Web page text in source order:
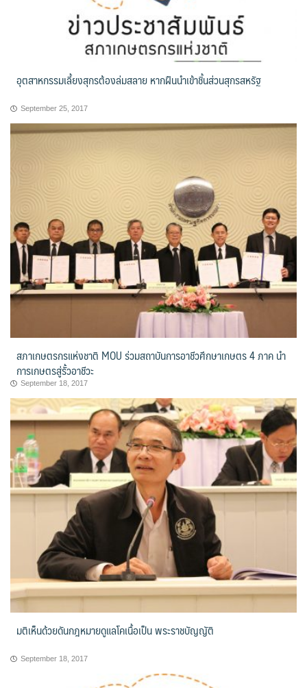
อุตสาหกรรมเลี้ยงสุกรต้องล่มสลาย หากฝืนนำเข้าชิ้นส่วนสุกรสหรัฐ
September 25, 2017
สภาเกษตรกรแห่งชาติ MOU ร่วมสถาบันการอาชีวศึกษาเกษตร 4 ภาค นำ
การเกษตรสู่รั้วอาชีวะ
September 18, 2017
มติเห็นด้วยดันกฎหมายดูแลโคเนื้อเป็น พระราชบัญญัติ
September 18, 2017